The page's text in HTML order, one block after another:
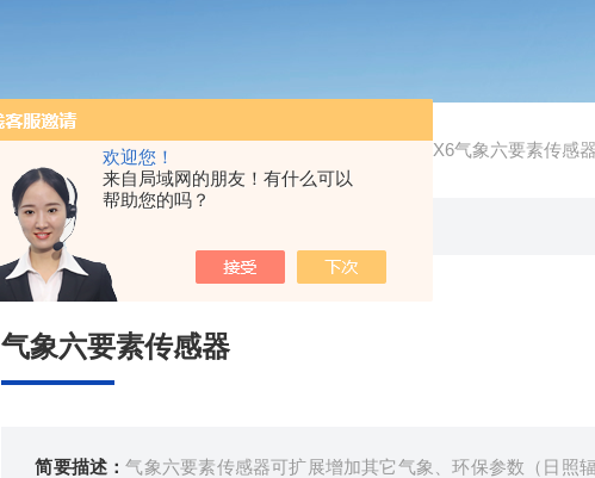
欢迎您！
来自局域网的朋友！有什么可以
帮助您的吗？
气象环境监测设备 / FT-WQX6气象六要素传感器
气象六要素传感器
简要描述：气象六要素传感器可扩展增加其它气象、环保参数（日照